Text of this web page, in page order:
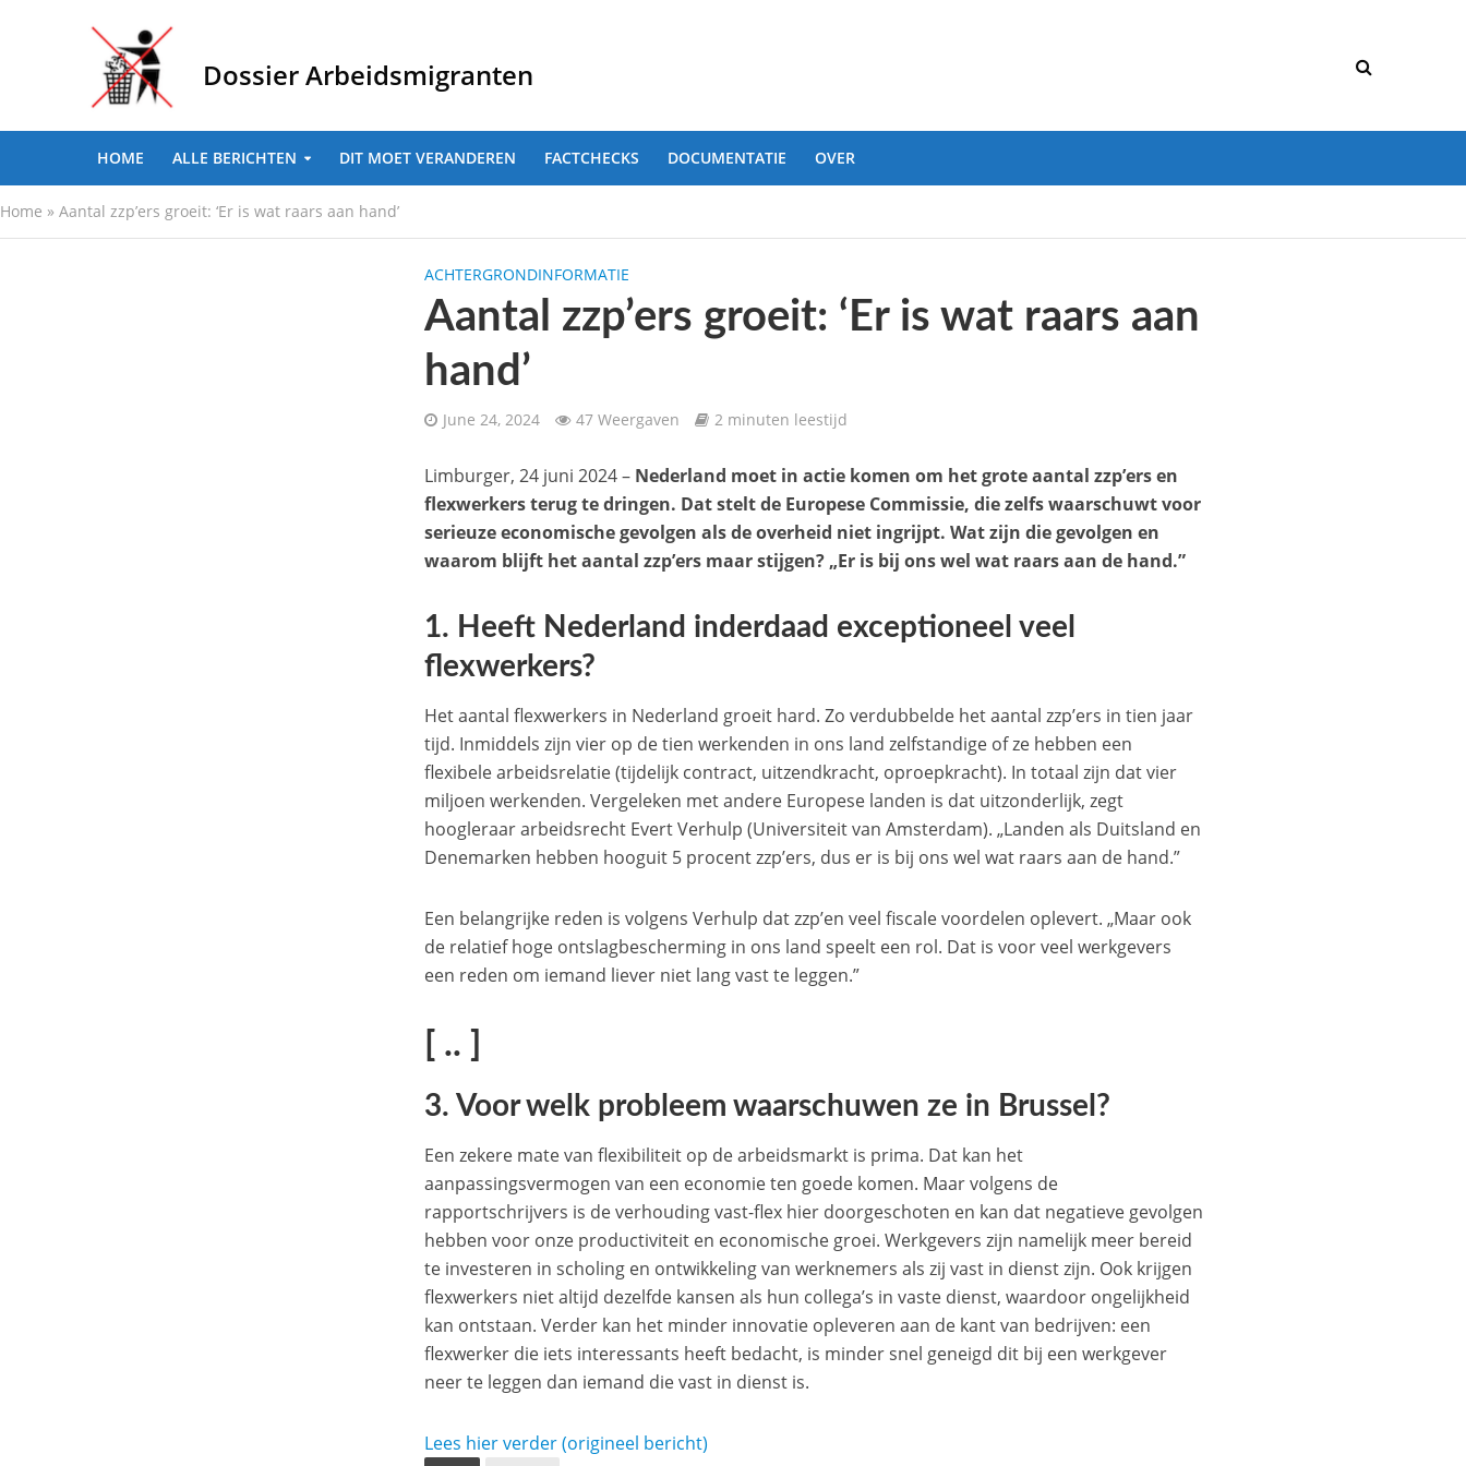
Dossier Arbeidsmigranten
HOME ALLE BERICHTEN DIT MOET VERANDEREN FACTCHECKS DOCUMENTATIE OVER
Home » Aantal zzp’ers groeit: ‘Er is wat raars aan hand’
ACHTERGRONDINFORMATIE
Aantal zzp’ers groeit: ‘Er is wat raars aan
hand’
June 24, 2024 47 Weergaven 2 minuten leestijd
Limburger, 24 juni 2024 – Nederland moet in actie komen om het grote aantal zzp’ers en
flexwerkers terug te dringen. Dat stelt de Europese Commissie, die zelfs waarschuwt voor
serieuze economische gevolgen als de overheid niet ingrijpt. Wat zijn die gevolgen en
waarom blijft het aantal zzp’ers maar stijgen? „Er is bij ons wel wat raars aan de hand.”
1. Heeft Nederland inderdaad exceptioneel veel
flexwerkers?
Het aantal flexwerkers in Nederland groeit hard. Zo verdubbelde het aantal zzp’ers in tien jaar
tijd. Inmiddels zijn vier op de tien werkenden in ons land zelfstandige of ze hebben een
flexibele arbeidsrelatie (tijdelijk contract, uitzendkracht, oproepkracht). In totaal zijn dat vier
miljoen werkenden. Vergeleken met andere Europese landen is dat uitzonderlijk, zegt
hoogleraar arbeidsrecht Evert Verhulp (Universiteit van Amsterdam). „Landen als Duitsland en
Denemarken hebben hooguit 5 procent zzp’ers, dus er is bij ons wel wat raars aan de hand.”
Een belangrijke reden is volgens Verhulp dat zzp’en veel fiscale voordelen oplevert. „Maar ook
de relatief hoge ontslagbescherming in ons land speelt een rol. Dat is voor veel werkgevers
een reden om iemand liever niet lang vast te leggen.”
[ .. ]
3. Voor welk probleem waarschuwen ze in Brussel?
Een zekere mate van flexibiliteit op de arbeidsmarkt is prima. Dat kan het
aanpassingsvermogen van een economie ten goede komen. Maar volgens de
rapportschrijvers is de verhouding vast-flex hier doorgeschoten en kan dat negatieve gevolgen
hebben voor onze productiviteit en economische groei. Werkgevers zijn namelijk meer bereid
te investeren in scholing en ontwikkeling van werknemers als zij vast in dienst zijn. Ook krijgen
flexwerkers niet altijd dezelfde kansen als hun collega’s in vaste dienst, waardoor ongelijkheid
kan ontstaan. Verder kan het minder innovatie opleveren aan de kant van bedrijven: een
flexwerker die iets interessants heeft bedacht, is minder snel geneigd dit bij een werkgever
neer te leggen dan iemand die vast in dienst is.
Lees hier verder (origineel bericht)